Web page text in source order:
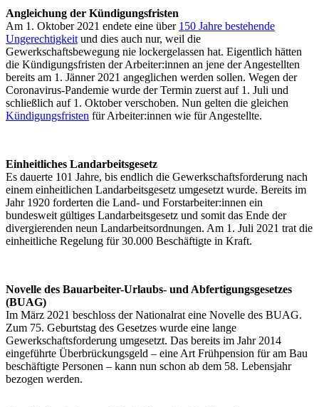
Angleichung der Kündigungsfristen
Am 1. Oktober 2021 endete eine über 150 Jahre bestehende
Ungerechtigkeit und dies auch nur, weil die
Gewerkschaftsbewegung nie lockergelassen hat. Eigentlich hätten
die Kündigungsfristen der Arbeiter:innen an jene der Angestellten
bereits am 1. Jänner 2021 angeglichen werden sollen. Wegen der
Coronavirus-Pandemie wurde der Termin zuerst auf 1. Juli und
schließlich auf 1. Oktober verschoben. Nun gelten die gleichen
Kündigungsfristen für Arbeiter:innen wie für Angestellte.
Einheitliches Landarbeitsgesetz
Es dauerte 101 Jahre, bis endlich die Gewerkschaftsforderung nach
einem einheitlichen Landarbeitsgesetz umgesetzt wurde. Bereits im
Jahr 1920 forderten die Land- und Forstarbeiter:innen ein
bundesweit gültiges Landarbeitsgesetz und somit das Ende der
divergierenden neun Landarbeitsordnungen. Am 1. Juli 2021 trat die
einheitliche Regelung für 30.000 Beschäftigte in Kraft.
Novelle des Bauarbeiter-Urlaubs- und Abfertigungsgesetzes
(BUAG)
Im März 2021 beschloss der Nationalrat eine Novelle des BUAG.
Zum 75. Geburtstag des Gesetzes wurde eine lange
Gewerkschaftsforderung umgesetzt. Das bereits im Jahr 2014
eingeführte Überbrückungsgeld – eine Art Frühpension für am Bau
beschäftigte Personen – kann nun schon ab dem 58. Lebensjahr
bezogen werden.